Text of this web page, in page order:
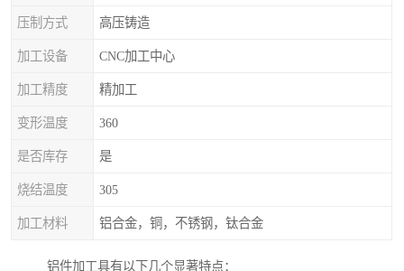
压制方式 高压铸造
加工设备 CNC加工中心
加工精度 精加工
变形温度 360
是否库存 是
烧结温度 305
加工材料 铝合金，铜，不锈钢，钛合金
铝件加工具有以下几个显著特点：